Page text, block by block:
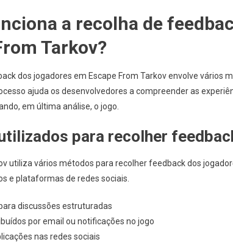
a recolha de
Tarkov?
dos jogadores em Escape From Tarkov envolve vários
ajuda os desenvolvedores a compreender as
em última análise, o jogo.
para recolher
utiliza vários métodos para recolher feedback dos
e plataformas de redes sociais.
discussões estruturadas
por email ou notificações no jogo
nas redes sociais